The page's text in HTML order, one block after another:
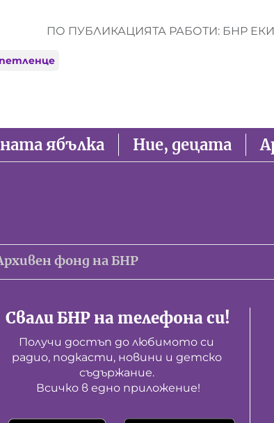
ПО ПУБЛИКАЦИЯТА РАБОТИ: БНР
ябълка Ние, децата
фонд на БНР
Свали БНР на телефона си!
Получи достъп до любимото си
радио, подкасти, новини и детско
съдържание.
Всичко в едно приложение!